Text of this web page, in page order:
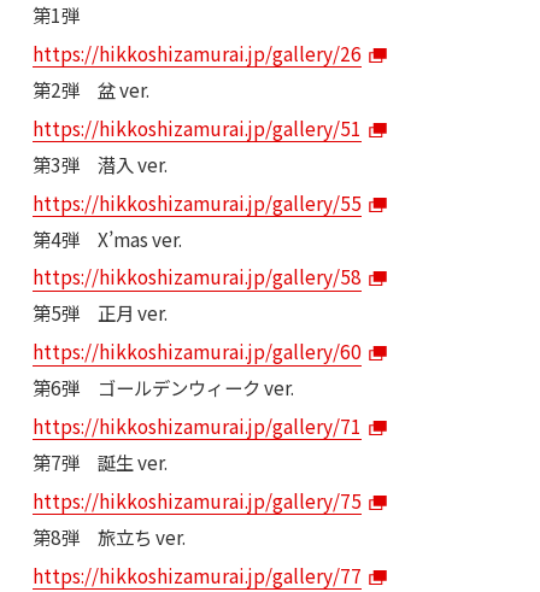
第1弾
https://hikkoshizamurai.jp/gallery/26
第2弾 盆 ver.
https://hikkoshizamurai.jp/gallery/51
第3弾 潜入 ver.
https://hikkoshizamurai.jp/gallery/55
第4弾 X’mas ver.
https://hikkoshizamurai.jp/gallery/58
第5弾 正月 ver.
https://hikkoshizamurai.jp/gallery/60
第6弾 ゴールデンウィーク ver.
https://hikkoshizamurai.jp/gallery/71
第7弾 誕生 ver.
https://hikkoshizamurai.jp/gallery/75
第8弾 旅立ち ver.
https://hikkoshizamurai.jp/gallery/77